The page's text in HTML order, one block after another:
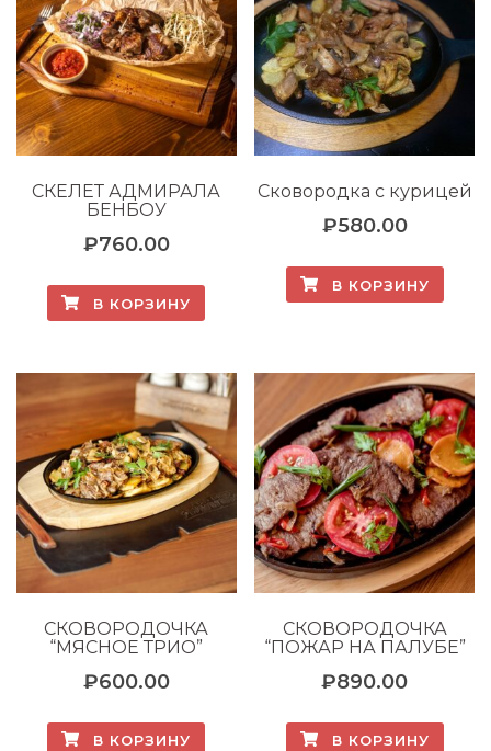
СКЕЛЕТ АДМИРАЛА
БЕНБОУ
₽760.00
В КОРЗИНУ
Сковородка с курицей
₽580.00
В КОРЗИНУ
СКОВОРОДОЧКА
“МЯСНОЕ ТРИО”
₽600.00
В КОРЗИНУ
СКОВОРОДОЧКА
“ПОЖАР НА ПАЛУБЕ”
₽890.00
В КОРЗИНУ